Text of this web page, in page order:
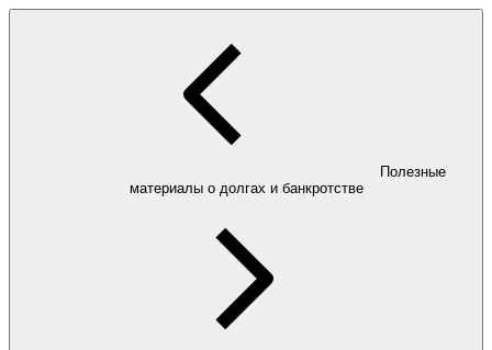
Полезные
материалы о долгах и банкротстве